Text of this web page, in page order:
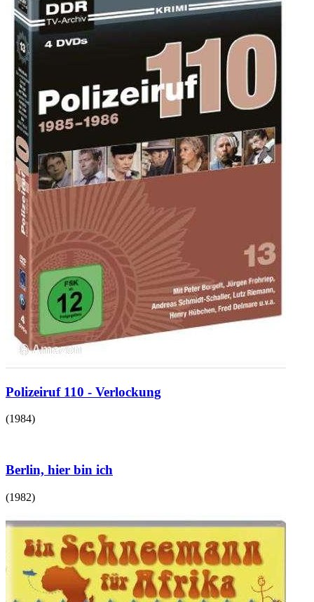
Polizeiruf 110 - Verlockung
(1984)
Berlin, hier bin ich
(1982)